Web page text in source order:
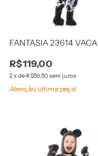
FANTASIA 23614 VACA
R$119,00
2x de R$59,50 sem juros
Atenção, última peça!